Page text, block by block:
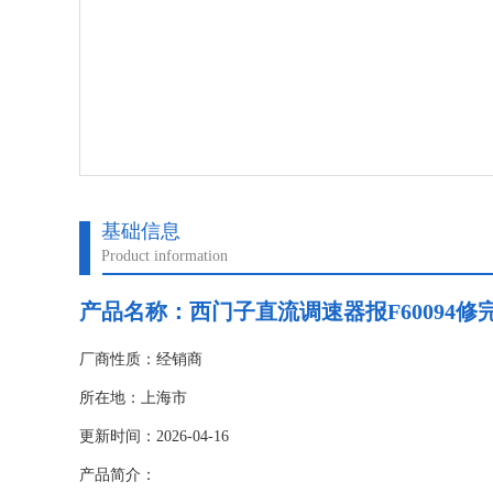
基础信息
Product information
产品名称： 西门子直流调速器报F60094修
厂商性质：经销商
所在地：上海市
更新时间：2026-04-16
产品简介：